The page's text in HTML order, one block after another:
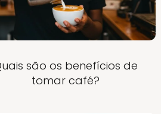
são os benefícios de
tomar café?